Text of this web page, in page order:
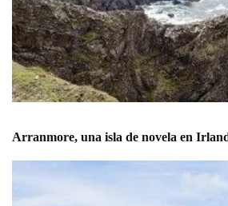
Arranmore, una isla de novela en